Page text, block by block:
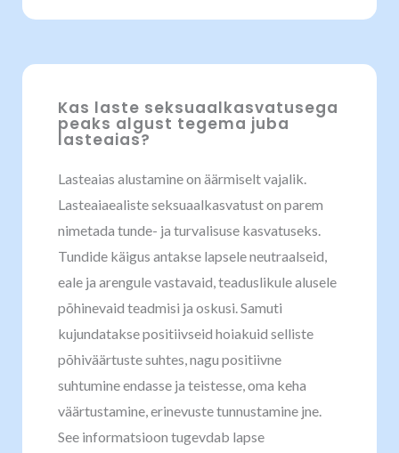
Kas laste seksuaalkasvatusega
peaks algust tegema juba
lasteaias?
Lasteaias alustamine on äärmiselt vajalik.
Lasteaiaealiste seksuaalkasvatust on parem
nimetada tunde- ja turvalisuse kasvatuseks.
Tundide käigus antakse lapsele neutraalseid,
eale ja arengule vastavaid, teaduslikule alusele
põhinevaid teadmisi ja oskusi. Samuti
kujundatakse positiivseid hoiakuid selliste
põhiväärtuste suhtes, nagu positiivne
suhtumine endasse ja teistesse, oma keha
väärtustamine, erinevuste tunnustamine jne.
See informatsioon tugevdab lapse